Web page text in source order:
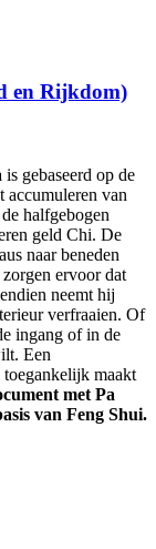
en Rijkdom)
is gebaseerd op de
accumuleren van
halfgebogen
geld Chi. De
naar beneden
ervoor dat
neemt hij
verfraaien. Of
ingang of in de
Een
maakt
met Pa
van Feng Shui.